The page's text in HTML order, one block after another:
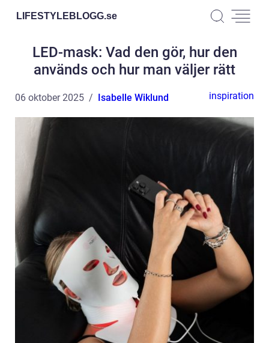
LIFESTYLEBLOGG.se
LED-mask: Vad den gör, hur den
används och hur man väljer rätt
06 oktober 2025 Isabelle Wiklund inspiration